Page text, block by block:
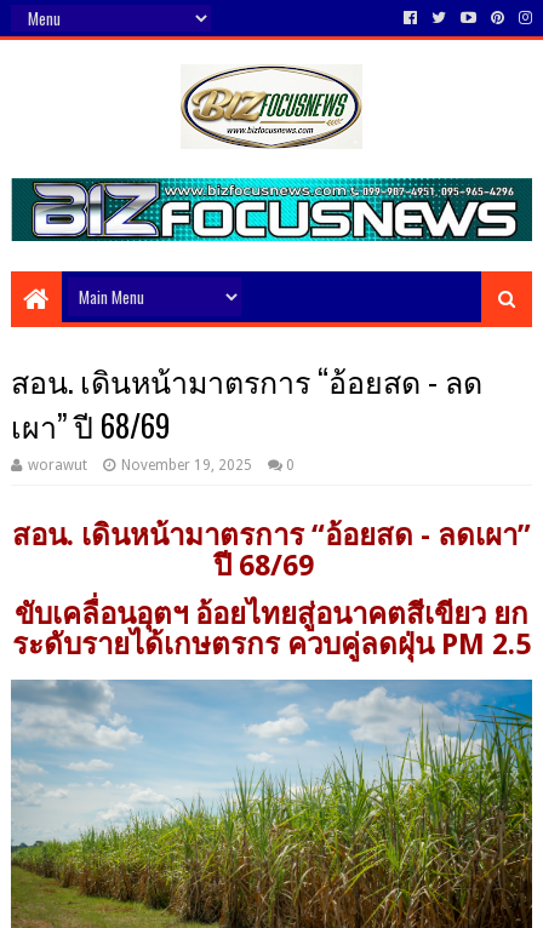
สอน. เดินหน้ามาตรการ “อ้อยสด - ลด
เผา” ปี 68/69
worawut November 19, 2025 0
สอน. เดินหน้ามาตรการ “อ้อยสด - ลดเผา”
ปี 68/69
ขับเคลื่อนอุตฯ อ้อยไทยสู่อนาคตสีเขียว ยก
ระดับรายได้เกษตรกร ควบคู่ลดฝุ่น PM 2.5